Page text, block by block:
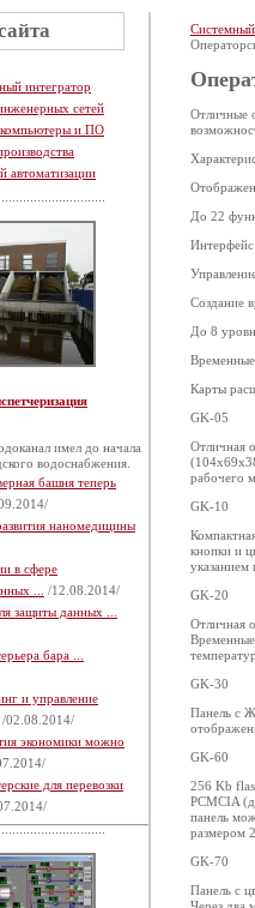
интегратор
сетей
и ПО
автоматизации
имел до начала
водоснабжения.
башня теперь
наномедицины
в сфере
...
/12.08.2014/
защиты данных ...
бара ...
и управление
/02.08.2014/
экономики можно
для перевозки
Отличные
До 22
Интерфейс
Создание
До 8
Карты
GK-05
Отличная
рабочего
GK-10
кнопки и
указанием
GK-20
Отличная
GK-30
Панель с
GK-60
256 Kb
PCMCIA
панель
размером
GK-70
Панель с